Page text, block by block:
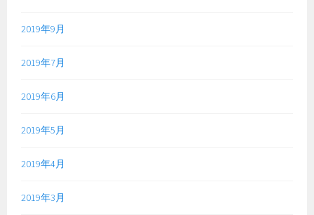
2019年9月
2019年7月
2019年6月
2019年5月
2019年4月
2019年3月